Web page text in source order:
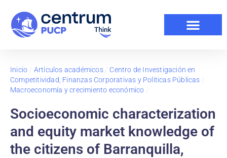
Inicio / Artículos académicos/ Centro de Investigación en
Competitividad, Finanzas Corporativas y Políticas Públicas /
Macroeconomía y crecimiento económico /
Socioeconomic characterization
and equity market knowledge of
the citizens of Barranquilla,